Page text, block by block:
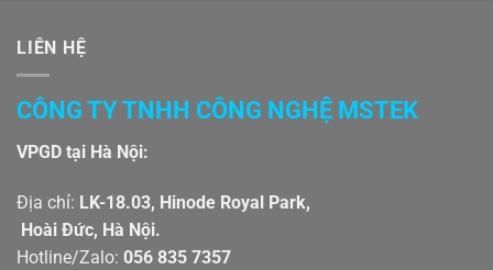
LIÊN HỆ
CÔNG TY TNHH CÔNG NGHỆ MSTEK
VPGD tại Hà Nội:
Địa chỉ: LK-18.03, Hinode Royal Park,
Hoài Đức, Hà Nội.
Hotline/Zalo: 056 835 7357